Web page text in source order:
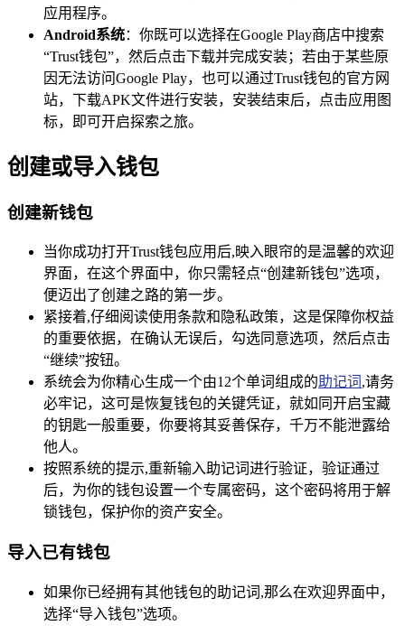
应用程序。
Android系统：你既可以选择在Google Play商店中搜索
“Trust钱包”，然后点击下载并完成安装；若由于某些原
因无法访问Google Play，也可以通过Trust钱包的官方网
站，下载APK文件进行安装，安装结束后，点击应用图
标，即可开启探索之旅。
创建或导入钱包
创建新钱包
当你成功打开Trust钱包应用后,映入眼帘的是温馨的欢迎
界面，在这个界面中，你只需轻点“创建新钱包”选项，
便迈出了创建之路的第一步。
紧接着,仔细阅读使用条款和隐私政策，这是保障你权益
的重要依据，在确认无误后，勾选同意选项，然后点击
“继续”按钮。
系统会为你精心生成一个由12个单词组成的助记词 ,请务
必牢记，这可是恢复钱包的关键凭证，就如同开启宝藏
的钥匙一般重要，你要将其妥善保存，千万不能泄露给
他人。
按照系统的提示,重新输入助记词进行验证，验证通过
后，为你的钱包设置一个专属密码，这个密码将用于解
锁钱包，保护你的资产安全。
导入已有钱包
如果你已经拥有其他钱包的助记词,那么在欢迎界面中，
选择“导入钱包”选项。